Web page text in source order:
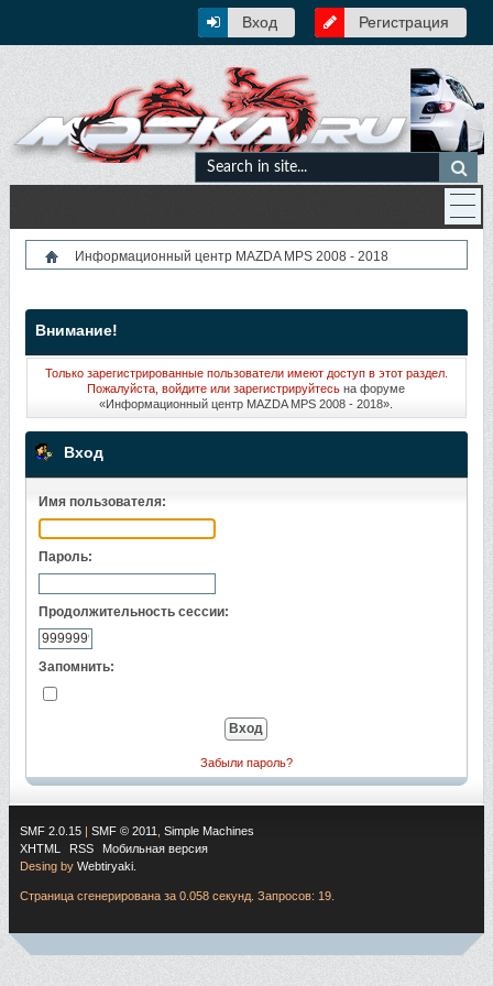
Вход Регистрация
Информационный центр MAZDA MPS 2008 - 2018
Внимание!
Только зарегистрированные пользователи имеют доступ в этот раздел.
Пожалуйста, войдите илизарегистрируйтесь на форуме
«Информационный центр MAZDA MPS 2008 - 2018».
Вход
Имя пользователя:
Пароль:
Продолжительность сессии:
Запомнить:
Забыли пароль?
SMF 2.0.15 SMF © 2011
Simple Machines
XHTML
RSS
Мобильная версия
Desing by Webtiryaki.
Страница сгенерирована за 0.058 секунд. Запросов: 19.